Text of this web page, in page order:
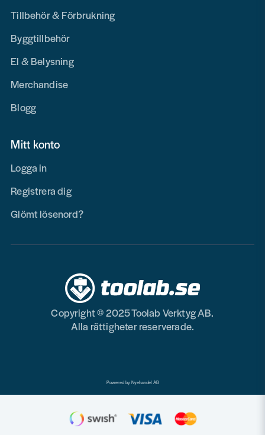
Tillbehör & Förbrukning
Byggtillbehör
El & Belysning
Merchandise
Blogg
Mitt konto
Logga in
Registrera dig
Glömt lösenord?
Copyright © 2025 Toolab Verktyg AB.
Alla rättigheter reserverade.
Powered by Nyehandel AB